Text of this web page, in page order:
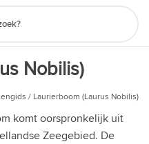
Nobilis)
/ Laurierboom (Laurus Nobilis)
komt oorspronkelijk uit
Zeegebied. De